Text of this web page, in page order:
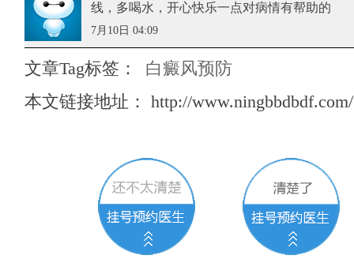
线，多喝水，开心快乐一点对病情有帮助的
7月10日 04:09
文章Tag标签：
白癜风预防
本文链接地址： http://